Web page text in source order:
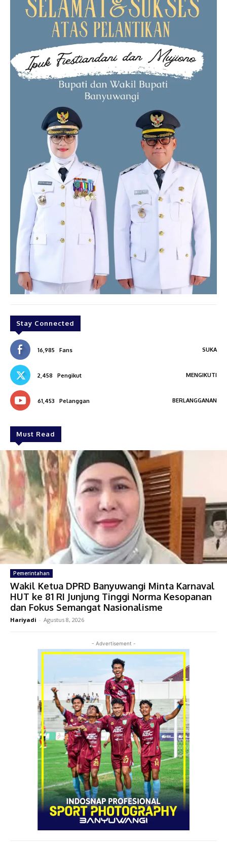
Stay Connected
16,985 Fans SUKA
2,458 Pengikut MENGIKUTI
61,453 Pelanggan BERLANGGANAN
Must Read
Pemerintahan
Wakil Ketua DPRD Banyuwangi Minta Karnaval
HUT ke 81 RI Junjung Tinggi Norma Kesopanan
dan Fokus Semangat Nasionalisme
Hariyadi - Agustus 8, 2026
- Advertisement -